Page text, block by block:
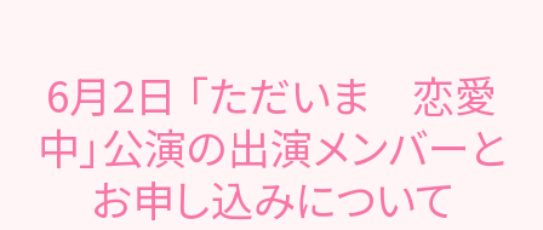
6月2日 「ただいま 恋愛
中」公演の出演メンバーと
お申し込みについて